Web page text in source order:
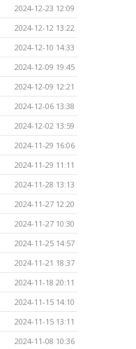
2024-12-23 12:09
2024-12-12 13:22
2024-12-10 14:33
2024-12-09 19:45
2024-12-09 12:21
2024-12-06 13:38
2024-12-02 13:59
2024-11-29 16:06
2024-11-29 11:11
2024-11-28 13:13
2024-11-27 12:20
2024-11-27 10:30
2024-11-25 14:57
2024-11-21 18:37
2024-11-18 20:11
2024-11-15 14:10
2024-11-15 13:11
2024-11-08 10:36